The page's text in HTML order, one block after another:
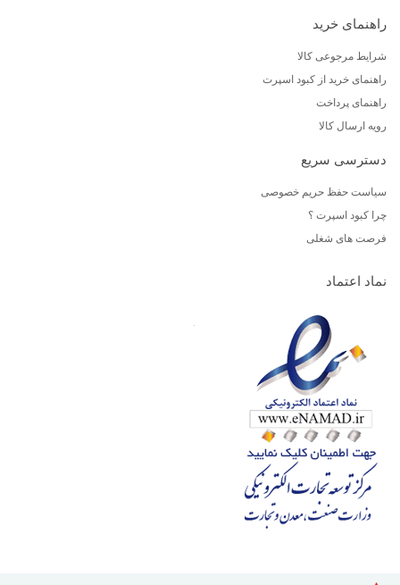
راهنمای خرید
شرایط مرجوعی کالا
راهنمای خرید از کبود اسپرت
راهنمای پرداخت
رویه ارسال کالا
دسترسی سریع
سیاست حفظ حریم خصوصی
چرا کبود اسپرت ؟
فرصت های شغلی
نماد اعتماد